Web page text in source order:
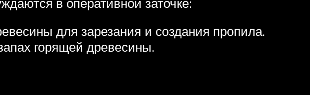
для зарезания и создания пропила.
горящей древесины.